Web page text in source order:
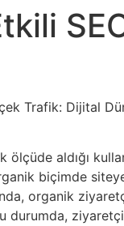
SEO
Trafik: Dijital
aldığı
biçimde
organik
durumda,